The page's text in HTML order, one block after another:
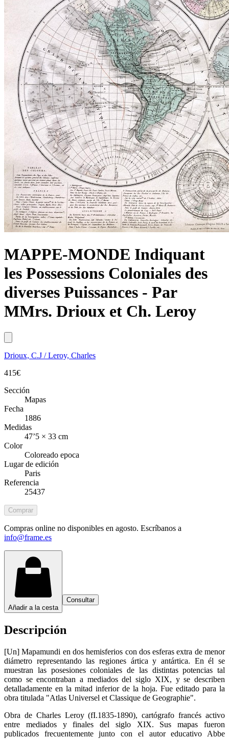
MAPPE-MONDE Indiquant
les Possessions Coloniales des
diverses Puissances - Par
MMrs. Drioux et Ch. Leroy
Drioux, C.J / Leroy, Charles
415€
Sección
Mapas
Fecha
1886
Medidas
47’5 × 33 cm
Color
Coloreado epoca
Lugar de edición
Paris
Referencia
25437
Comprar
Compras online no disponibles en agosto. Escríbanos a
info@frame.es
Añadir a la cesta
Consultar
Descripción
[Un] Mapamundi en dos hemisferios con dos esferas extra de menor
diámetro representando las regiones ártica y antártica. En él se
muestran las posesiones coloniales de las distintas potencias tal
como se encontraban a mediados del siglo XIX, y se describen
detalladamente en la mitad inferior de la hoja. Fue editado para la
obra titulada "Atlas Universel et Classique de Geographie".
Obra de Charles Leroy (fI.1835-1890), cartógrafo francés activo
entre mediados y finales del siglo XIX. Sus mapas fueron
publicados frecuentemente junto con el autor educativo Abbe